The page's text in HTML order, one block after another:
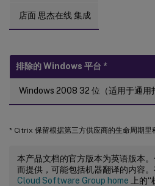
店面 思杰在线 集成
排除的 Windows 平台 *
Windows 2008 32 位（适用于通用
* Citrix 保留根据第三方供应商的生命周期里
本产品文档的官方版本为英语版本
而提供，可能包括机器翻译的内容
Cloud Software Group home 上的